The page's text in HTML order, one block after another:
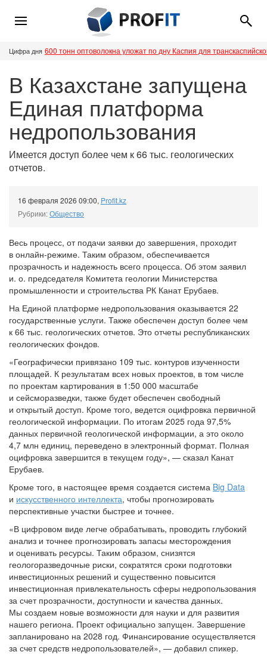
Цифра дня 600 тонн оптоволокна уложат по дну Каспия для
В Казахстане запущена
Единая платформа
недропользования
Имеется доступ более чем к 66 тыс. геологических
отчетов.
16 февраля 2026 09:00, Profit.kz
Рубрики:Общество
Весь процесс, от подачи заявки до завершения, проходит
в онлайн-режиме. Таким образом, обеспечивается
прозрачность и надежность всего процесса. Об этом заявил
и. о. председателя Комитета геологии Министерства
промышленности и строительства РК Канат Ерубаев.
На Единой платформе недропользования оказывается 22
государственные услуги. Также обеспечен доступ более чем
к 66 тыс. геологических отчетов. Это отчеты республиканских
геологических фондов.
«Географически привязано 109 тыс. контуров изученности
площадей. К результатам всех новых проектов, в том числе
по проектам картирования в 1:50 000 масштабе
и сейсморазведки, также будет обеспечен свободный
и открытый доступ. Кроме того, ведется оцифровка первичной
геологической информации. По итогам 2025 года 97,5%
данных первичной геологической информации, а это около
4,7 млн единиц, переведено в электронный формат. Полная
оцифровка завершится в текущем году», — сказал Канат
Ерубаев.
Кроме того, в настоящее время создается система Big Data
и искусственного интеллекта, чтобы прогнозировать
перспективные участки быстрее и точнее.
«В цифровом виде легче обрабатывать, проводить глубокий
анализ и точнее прогнозировать запасы месторождения
и оценивать ресурсы. Таким образом, снизятся
геологоразведочные риски, сократятся сроки подготовки
инвестиционных решений и существенно повысится
инвестиционная привлекательность сферы недропользования
за счет прозрачности, доступности и качества данных.
Мы создаем новые возможности для науки и для развития
нашего региона. Проект официально запущен. Завершение
запланировано на 2028 год. Финансирование осуществляется
за счет средств недропользователей», — добавил спикер.